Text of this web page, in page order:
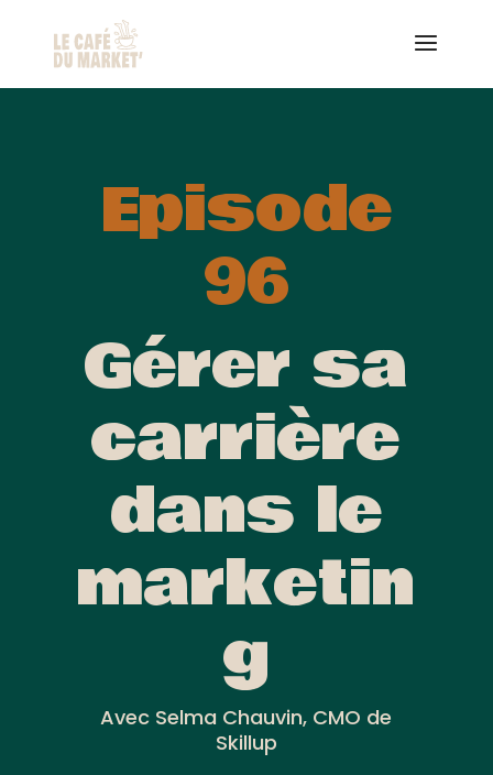
Episode
96
Gérer sa
carrière
dans le
marketin
g
Avec Selma Chauvin, CMO de
Skillup